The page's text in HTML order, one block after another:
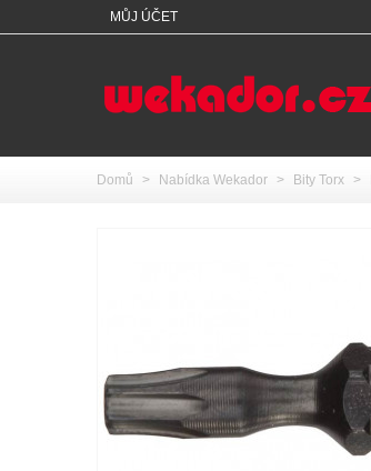
MŮJ ÚČET
Domů > Nabídka Wekador > Bity Torx >